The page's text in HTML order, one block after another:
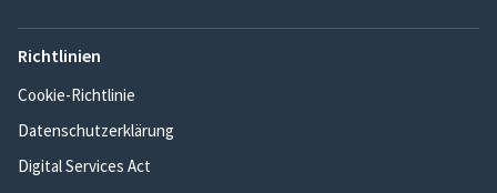
Richtlinien
Cookie-Richtlinie
Datenschutzerklärung
Digital Services Act